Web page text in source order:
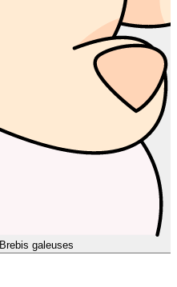
Brebis galeuses